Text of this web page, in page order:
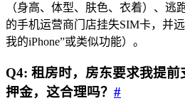
（身高、体型、肤色、衣着）、逃
的手机运营商门店挂失SIM卡，并
我的iPhone”或类似功能）。
Q4: 租房时，房东要求我提
押金，这合理吗？ #